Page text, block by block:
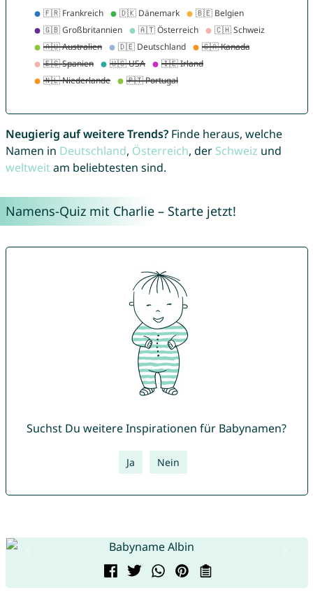
Neugierig auf weitere Trends?Finde heraus, welche
Namen in Deutschland, Österreich, der Schweiz und
weltweitam beliebtesten sind.
Namens-Quiz mit Charlie – Starte jetzt!
Suchst Du weitere Inspirationen für Babynamen?
Ja Nein